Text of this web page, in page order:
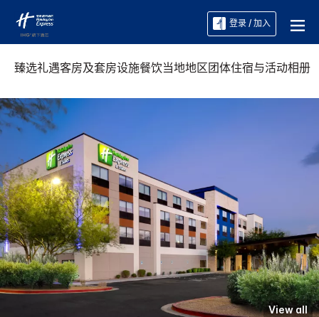
登录 / 加入
臻选礼遇客房及套房设施餐饮当地地区团体住宿与活动相册
View all